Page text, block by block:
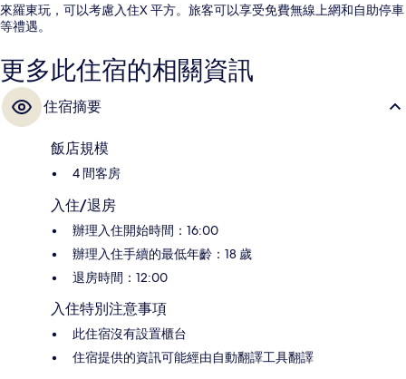
來羅東玩，可以考慮入住X 平方。旅客可以享受免費無線上網和自助停車
等禮遇。
更多此住宿的相關資訊
住宿摘要
飯店規模
4 間客房
入住/退房
辦理入住開始時間：16:00
辦理入住手續的最低年齡：18 歲
退房時間：12:00
入住特別注意事項
此住宿沒有設置櫃台
住宿提供的資訊可能經由自動翻譯工具翻譯